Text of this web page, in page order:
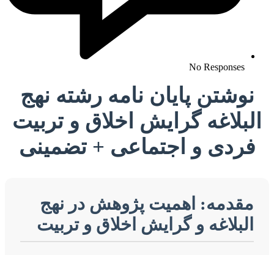
No Responses
نوشتن پایان نامه رشته نهج
البلاغه گرایش اخلاق و تربیت
فردی و اجتماعی + تضمینی
مقدمه: اهمیت پژوهش در نهج
البلاغه و گرایش اخلاق و تربیت